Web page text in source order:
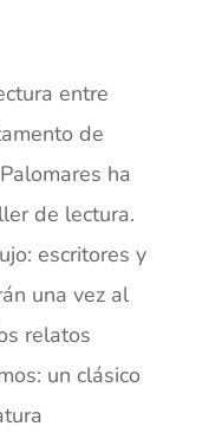
entre
de
ha
de lectura.
escritores y
una vez al
relatos
un clásico